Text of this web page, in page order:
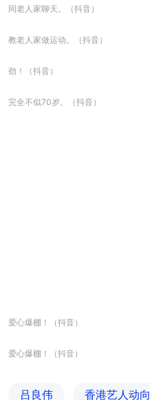
同老人家聊天。（抖音）
教老人家做运动。（抖音）
劲！（抖音）
完全不似70岁。（抖音）
爱心爆棚！（抖音）
爱心爆棚！（抖音）
吕良伟 香港艺人动向